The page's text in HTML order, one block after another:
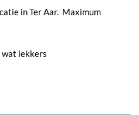
in Ter Aar. Maximum
wat lekkers